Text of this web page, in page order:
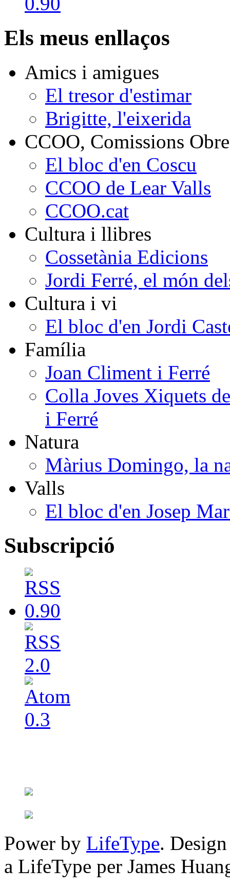
Els meus enllaços
Amics i amigues
El tresor d'estimar
Brigitte, l'eixerida
CCOO, Comissions
El bloc d'en Coscu
CCOO de Lear Valls
CCOO.cat
Cultura i llibres
Cossetània Edicions
Jordi Ferré, el món
Cultura i vi
El bloc d'en Jordi
Família
Joan Climent i Ferré
Colla Joves Xiquets
i Ferré
Natura
Màrius Domingo, la
Valls
El bloc d'en Josep
Subscripció
Power by LifeType.
a LifeType per James